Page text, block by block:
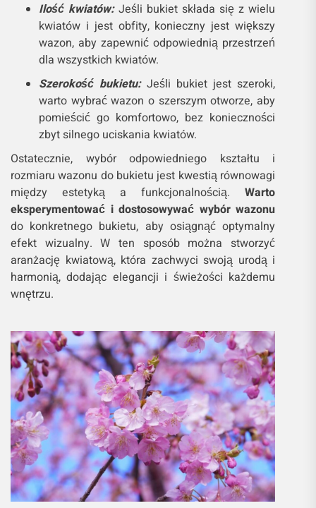
Ilość kwiatów: Jeśli bukiet składa się z wielu
kwiatów i jest obfity, konieczny jest większy
wazon, aby zapewnić odpowiednią przestrzeń
dla wszystkich kwiatów.
Szerokość bukietu:Jeśli bukiet jest szeroki,
warto wybrać wazon o szerszym otworze, aby
pomieścić go komfortowo, bez konieczności
zbyt silnego uciskania kwiatów.
Ostatecznie, wybór odpowiedniego kształtu i
rozmiaru wazonu do bukietu jest kwestią równowagi
między estetyką a funkcjonalnością.Warto
eksperymentować i dostosowywać wybór wazonu
do konkretnego bukietu, aby osiągnąć optymalny
efekt wizualny. W ten sposób można stworzyć
aranżację kwiatową, która zachwyci swoją urodą i
harmonią, dodając elegancji i świeżości każdemu
wnętrzu.